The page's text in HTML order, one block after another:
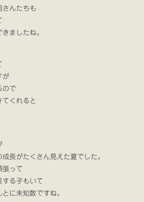
さんたちも
ましたね。
が
ので
くれると
長がたくさん見えた夏でした。
張って
する子もいて
に未知数ですね。